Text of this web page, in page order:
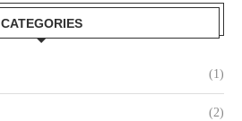
CATEGORIES
(1)
(2)